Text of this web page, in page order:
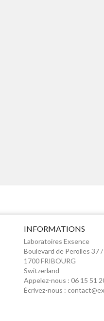
INFORMATIONS
Laboratoires Exsence
Boulevard de Perolles 37
1700 FRIBOURG
Switzerland
Appelez-nous : 06 15 51
Écrivez-nous :